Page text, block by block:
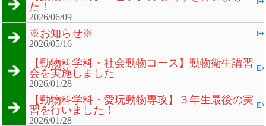
た！
2026/06/09
※お知らせ※
2026/05/16
【動物科学科・社会動物コース】動物衛生講習
会を実施しました
2026/01/28
【動物科学科・愛玩動物専攻】３年生最後の実
習を行いました！
2026/01/28